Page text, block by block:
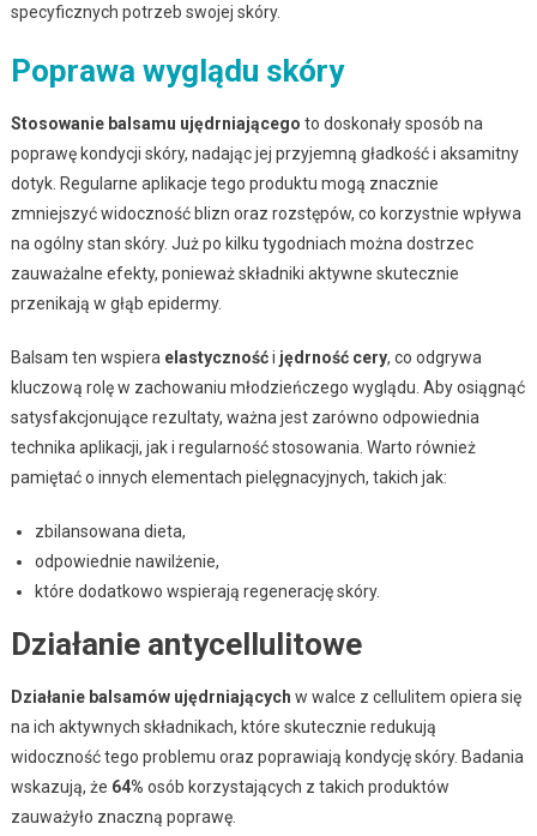
specyficznych potrzeb swojej skóry.
Poprawa wyglądu skóry
Stosowanie balsamu ujędrniającego to doskonały sposób na
poprawę kondycji skóry, nadając jej przyjemną gładkość i aksamitny
dotyk. Regularne aplikacje tego produktu mogą znacznie
zmniejszyć widoczność blizn oraz rozstępów, co korzystnie wpływa
na ogólny stan skóry. Już po kilku tygodniach można dostrzec
zauważalne efekty, ponieważ składniki aktywne skutecznie
przenikają w głąb epidermy.
Balsam ten wspiera elastycznośći jędrność cery, co odgrywa
kluczową rolę w zachowaniu młodzieńczego wyglądu. Aby osiągnąć
satysfakcjonujące rezultaty, ważna jest zarówno odpowiednia
technika aplikacji, jak i regularność stosowania. Warto również
pamiętać o innych elementach pielęgnacyjnych, takich jak:
zbilansowana dieta,
odpowiednie nawilżenie,
które dodatkowo wspierają regenerację skóry.
Działanie antycellulitowe
Działanie balsamów ujędrniających w walce z cellulitem opiera się
na ich aktywnych składnikach, które skutecznie redukują
widoczność tego problemu oraz poprawiają kondycję skóry. Badania
wskazują, że 64% osób korzystających z takich produktów
zauważyło znaczną poprawę.